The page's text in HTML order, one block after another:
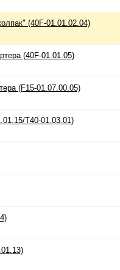
(40F-01.01.02.04)
(40F-01.01.05)
(F15-01.07.00.05)
T40-01.03.01)